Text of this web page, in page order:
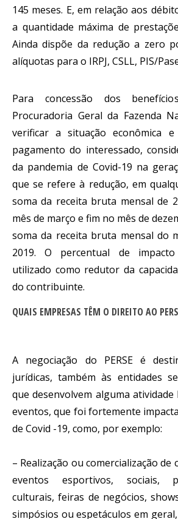
145 meses. E, em relação aos
a quantidade máxima de
Ainda dispõe da redução a zero
alíquotas para o IRPJ, CSLL, PIS/
Para concessão dos
Procuradoria Geral da Fazenda
verificar a situação econômica
pagamento do interessado,
da pandemia de Covid-19 na
que se refere à redução, em
soma da receita bruta mensal de
mês de março e fim no mês de
soma da receita bruta mensal do
2019. O percentual de
utilizado como redutor da
do contribuinte.
QUAIS EMPRESAS TÊM O DIREITO AO
A negociação do PERSE é
jurídicas, também às entidades
que desenvolvem alguma
eventos, que foi fortemente
de Covid -19, como, por exemplo:
– Realização ou comercialização de
eventos esportivos, sociais,
culturais, feiras de negócios,
simpósios ou espetáculos em